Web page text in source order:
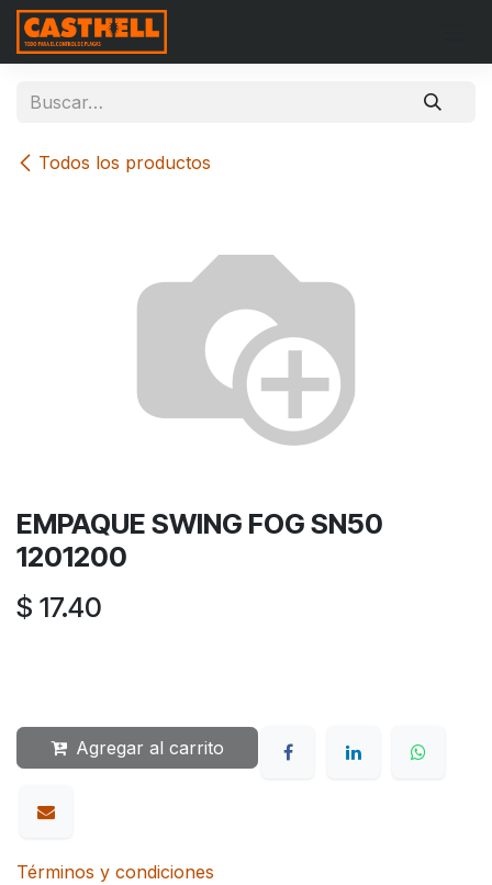
Ir al contenido
Todos los productos
EMPAQUE SWING FOG SN50
1201200
$ 17.40
Agregar al carrito
Términos y condiciones